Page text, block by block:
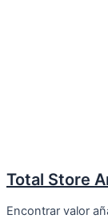
Total Store
Encontrar valor